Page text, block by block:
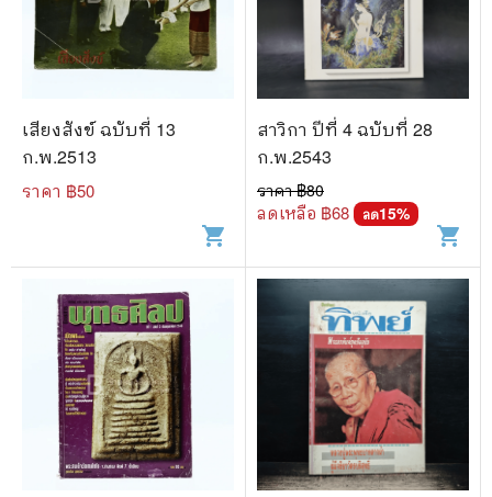
เสียงสังข์ ฉบับที่ 13
ก.พ.2513
ราคา ฿50
shopping_cart
สาวิกา ปีที่ 4 ฉบับที่ 28
ก.พ.2543
ราคา ฿80
ลดเหลือ ฿68 ลด15%
shopping_cart